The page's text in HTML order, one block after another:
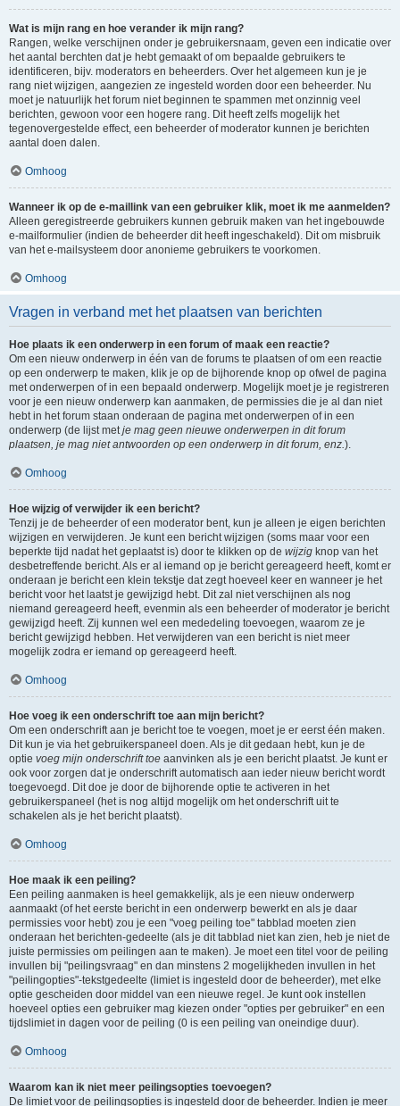
Wat is mijn rang en hoe verander ik mijn rang?
Rangen, welke verschijnen onder je gebruikersnaam, geven een indicatie over
het aantal berchten dat je hebt gemaakt of om bepaalde gebruikers te
identificeren, bijv. moderators en beheerders. Over het algemeen kun je je
rang niet wijzigen, aangezien ze ingesteld worden door een beheerder. Nu
moet je natuurlijk het forum niet beginnen te spammen met onzinnig veel
berichten, gewoon voor een hogere rang. Dit heeft zelfs mogelijk het
tegenovergestelde effect, een beheerder of moderator kunnen je berichten
aantal doen dalen.
Omhoog
Wanneer ik op de e-maillink van een gebruiker klik, moet ik me aanmelden?
Alleen geregistreerde gebruikers kunnen gebruik maken van het ingebouwde
e-mailformulier (indien de beheerder dit heeft ingeschakeld). Dit om misbruik
van het e-mailsysteem door anonieme gebruikers te voorkomen.
Omhoog
Vragen in verband met het plaatsen van berichten
Hoe plaats ik een onderwerp in een forum of maak een reactie?
Om een nieuw onderwerp in één van de forums te plaatsen of om een reactie
op een onderwerp te maken, klik je op de bijhorende knop op ofwel de pagina
met onderwerpen of in een bepaald onderwerp. Mogelijk moet je je registreren
voor je een nieuw onderwerp kan aanmaken, de permissies die je al dan niet
hebt in het forum staan onderaan de pagina met onderwerpen of in een
onderwerp (de lijst metje mag geen nieuwe onderwerpen in dit forum
plaatsen, je mag niet antwoorden op een onderwerp in dit forum, enz.).
Omhoog
Hoe wijzig of verwijder ik een bericht?
Tenzij je de beheerder of een moderator bent, kun je alleen je eigen berichten
wijzigen en verwijderen. Je kunt een bericht wijzigen (soms maar voor een
beperkte tijd nadat het geplaatst is) door te klikken op de wijzig knop van het
desbetreffende bericht. Als er al iemand op je bericht gereageerd heeft, komt er
onderaan je bericht een klein tekstje dat zegt hoeveel keer en wanneer je het
bericht voor het laatst je gewijzigd hebt. Dit zal niet verschijnen als nog
niemand gereageerd heeft, evenmin als een beheerder of moderator je bericht
gewijzigd heeft. Zij kunnen wel een mededeling toevoegen, waarom ze je
bericht gewijzigd hebben. Het verwijderen van een bericht is niet meer
mogelijk zodra er iemand op gereageerd heeft.
Omhoog
Hoe voeg ik een onderschrift toe aan mijn bericht?
Om een onderschrift aan je bericht toe te voegen, moet je er eerst één maken.
Dit kun je via het gebruikerspaneel doen. Als je dit gedaan hebt, kun je de
optie voeg mijn onderschrift toe aanvinken als je een bericht plaatst. Je kunt er
ook voor zorgen dat je onderschrift automatisch aan ieder nieuw bericht wordt
toegevoegd. Dit doe je door de bijhorende optie te activeren in het
gebruikerspaneel (het is nog altijd mogelijk om het onderschrift uit te
schakelen als je het bericht plaatst).
Omhoog
Hoe maak ik een peiling?
Een peiling aanmaken is heel gemakkelijk, als je een nieuw onderwerp
aanmaakt (of het eerste bericht in een onderwerp bewerkt en als je daar
permissies voor hebt) zou je een "voeg peiling toe" tabblad moeten zien
onderaan het berichten-gedeelte (als je dit tabblad niet kan zien, heb je niet de
juiste permissies om peilingen aan te maken). Je moet een titel voor de peiling
invullen bij "peilingsvraag" en dan minstens 2 mogelijkheden invullen in het
"peilingopties"-tekstgedeelte (limiet is ingesteld door de beheerder), met elke
optie gescheiden door middel van een nieuwe regel. Je kunt ook instellen
hoeveel opties een gebruiker mag kiezen onder "opties per gebruiker" en een
tijdslimiet in dagen voor de peiling (0 is een peiling van oneindige duur).
Omhoog
Waarom kan ik niet meer peilingsopties toevoegen?
De limiet voor de peilingsopties is ingesteld door de beheerder. Indien je meer